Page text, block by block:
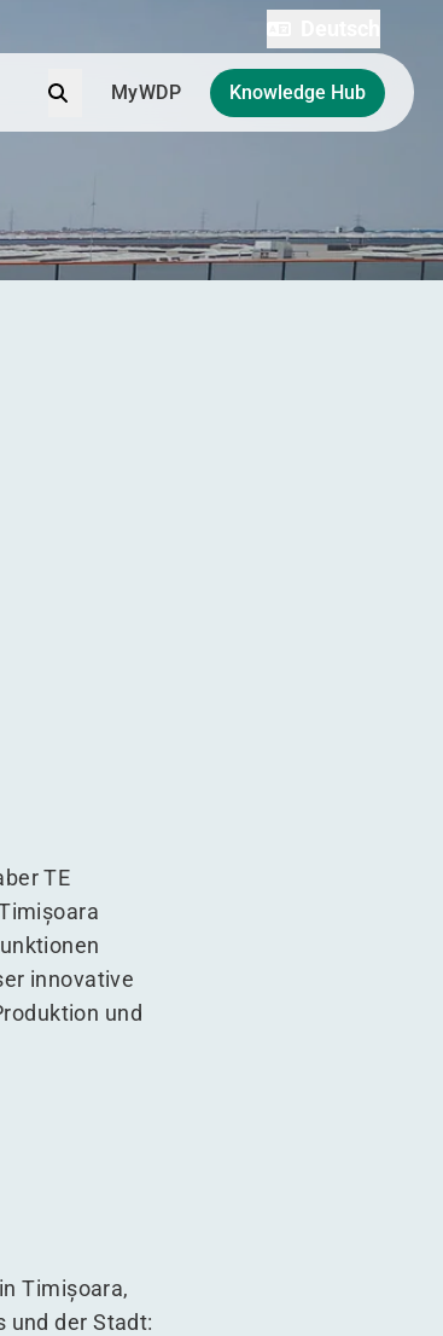
Suche
MyWDP Knowledge Hub
TE
innovative
und
Timișoara,
und der Stadt: